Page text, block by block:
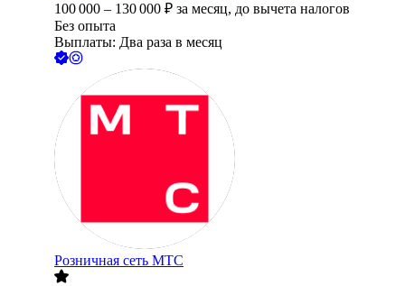
100 000 – 130 000 ₽ за месяц, до вычета налогов
Без опыта
Выплаты: Два раза в месяц
Розничная сеть МТС